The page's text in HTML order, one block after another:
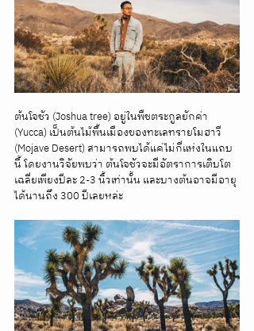
ต้นโจชัว (Joshua tree) อยู่ในพืชตระกูลยักค่า
(Yucca) เป็นต้นไม้พื้นเมืองของทะเลทรายโมฮาวี
(Mojave Desert) สามารถพบได้แค่ไม่กี่แห่งในแถบ
นี้ โดยงานวิจัยพบว่า ต้นโจชัวจะมีอัตราการเติบโต
เฉลี่ยเพียงปีละ 2-3 นิ้วเท่านั้น และบางต้นอาจมีอายุ
ได้นานถึง 300 ปีเลยหล่ะ